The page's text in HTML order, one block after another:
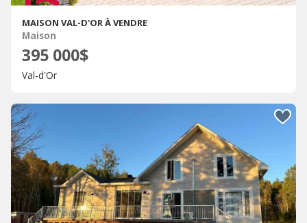
MAISON VAL-D'OR À VENDRE
Maison
395 000$
Val-d'Or